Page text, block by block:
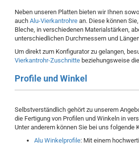
Neben unseren Platten bieten wir Ihnen
auch Alu-Vierkantrohre an. Diese können
Bleche, in verschiedenen Materialstärken,
unterschiedlichen Durchmessern und
Um direkt zum Konfigurator zu gelangen,
Vierkantrohr-Zuschnitte beziehungsweise die
Profile und Winkel
Selbstverständlich gehört zu unserem
die Fertigung von Profilen und Winkeln in
Unter anderem können Sie bei uns folgende
Alu Winkelprofile: Mit einem